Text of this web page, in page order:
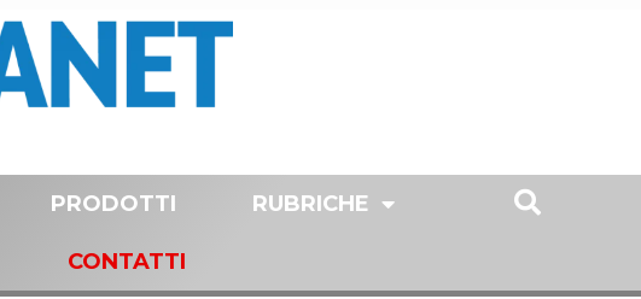
PRODOTTI RUBRICHE
CONTATTI